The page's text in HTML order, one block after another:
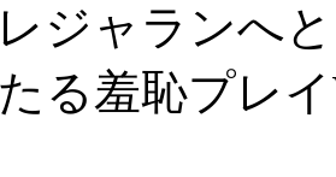
ジャランへ
る羞恥プレ